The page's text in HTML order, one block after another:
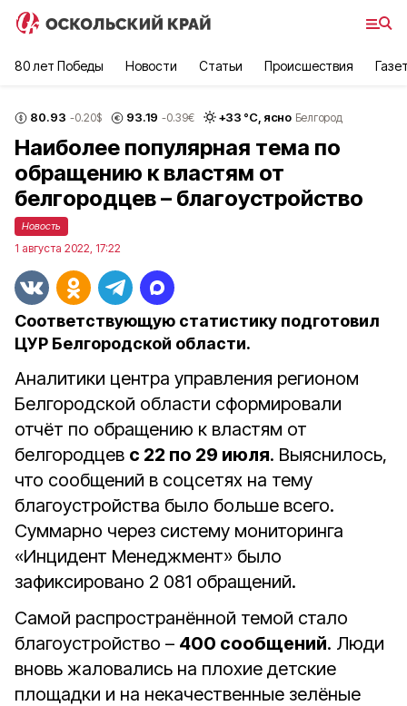
80 лет Победы Новости Статьи Происшествия
80.93 -0.20$ 93.19 -0.39€ +33 °С, ясно Белгород
Наиболее популярная тема по
обращению к властям от
белгородцев – благоустройство
Новость
1 августа 2022, 17:22
Соответствующую статистику подготовил
ЦУР Белгородской области.
Аналитики центра управления регионом
Белгородской области сформировали
отчёт по обращению к властям от
белгородцев с 22 по 29 июля. Выяснилось,
что сообщений в соцсетях на тему
благоустройства было больше всего.
Суммарно через систему мониторинга
«Инцидент Менеджмент» было
зафиксировано 2 081 обращений.
Самой распространённой темой стало
благоустройство – 400 сообщений. Люди
вновь жаловались на плохие детские
площадки и на некачественные зелёные